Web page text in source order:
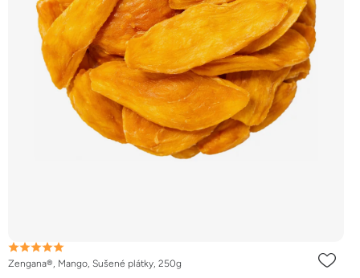
Zengana®, Mango, Sušené plátky, 250g